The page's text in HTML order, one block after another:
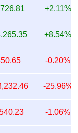
+2.11%
+8.54%
-0.20%
-25.96%
-1.06%